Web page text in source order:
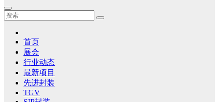
首页
展会
行业动态
最新项目
先进封装
TGV